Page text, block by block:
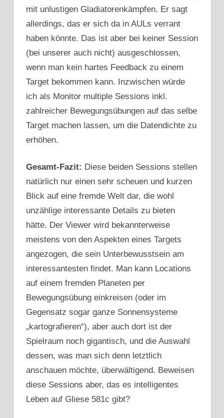
mit unlustigen Gladiatorenkämpfen. Er sagt
allerdings, das er sich da in AULs verrant
haben könnte. Das ist aber bei keiner Session
(bei unserer auch nicht) ausgeschlossen,
wenn man kein hartes Feedback zu einem
Target bekommen kann. Inzwischen würde
ich als Monitor multiple Sessions inkl.
zahlreicher Bewegungsübungen auf das selbe
Target machen lassen, um die Datendichte zu
erhöhen.
Gesamt-Fazit: Diese beiden Sessions stellen
natürlich nur einen sehr scheuen und kurzen
Blick auf eine fremde Welt dar, die wohl
unzählige interessante Details zu bieten
hätte. Der Viewer wird bekannterweise
meistens von den Aspekten eines Targets
angezogen, die sein Unterbewusstsein am
interessantesten findet. Man kann Locations
auf einem fremden Planeten per
Bewegungsübung einkreisen (oder im
Gegensatz sogar ganze Sonnensysteme
„kartografieren“), aber auch dort ist der
Spielraum noch gigantisch, und die Auswahl
dessen, was man sich denn letztlich
anschauen möchte, überwältigend. Beweisen
diese Sessions aber, das es intelligentes
Leben auf Gliese 581c gibt?